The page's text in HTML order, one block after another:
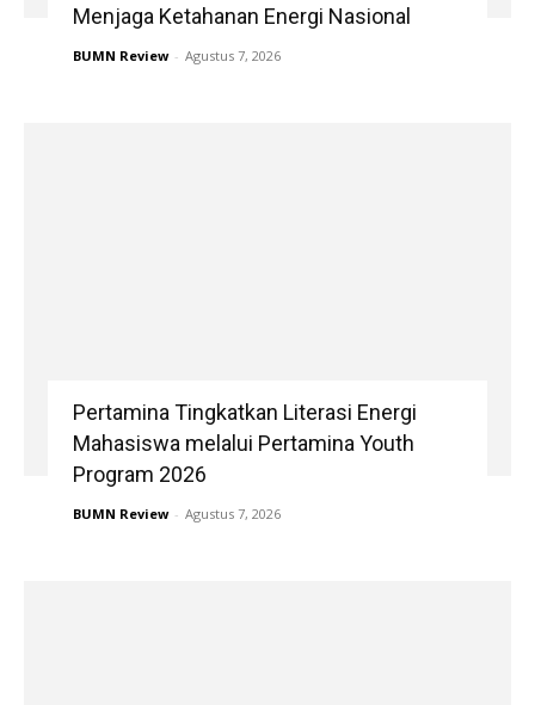
Menjaga Ketahanan Energi Nasional
BUMN Review - Agustus 7, 2026
Pertamina Tingkatkan Literasi Energi
Mahasiswa melalui Pertamina Youth
Program 2026
BUMN Review - Agustus 7, 2026